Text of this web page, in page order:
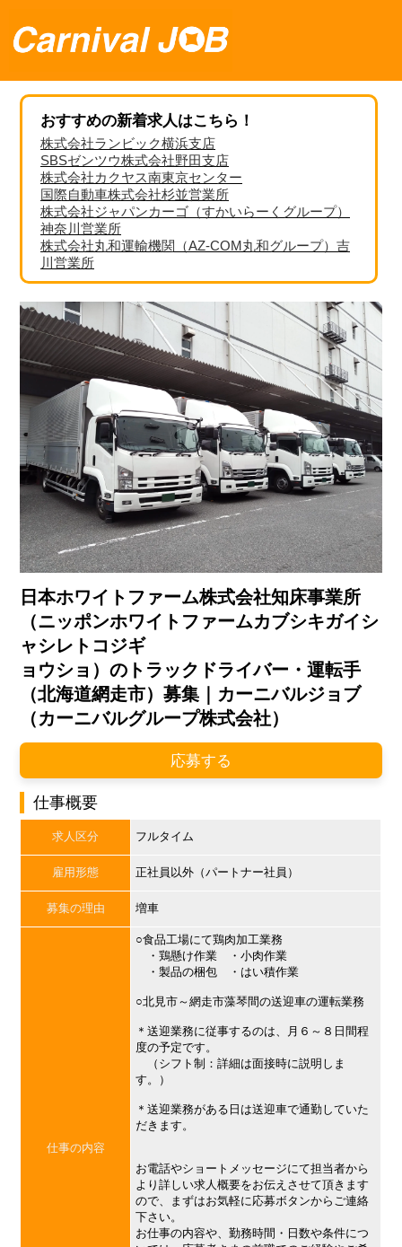
おすすめの新着求人はこちら！
株式会社ランビック横浜支店
SBSゼンツウ株式会社野田支店
株式会社カクヤス南東京センター
国際自動車株式会社杉並営業所
株式会社ジャパンカーゴ（すかいらーくグループ）
神奈川営業所
株式会社丸和運輸機関（AZ-COM丸和グループ）吉
川営業所
日本ホワイトファーム株式会社知床事業所
（ニッポンホワイトファームカブシキガイシ
ャシレトコジギ
ョウショ）のトラックドライバー・運転手
（北海道網走市）募集｜カーニバルジョブ
（カーニバルグループ株式会社）
応募する
仕事概要
求人区分 フルタイム
雇用形態 正社員以外（パートナー社員）
募集の理由 増車
仕事の内容
○食品工場にて鶏肉加工業務
・鶏懸け作業 ・小肉作業
・製品の梱包 ・はい積作業
○北見市～網走市藻琴間の送迎車の運転業務
＊送迎業務に従事するのは、月６～８日間程
度の予定です。
（シフト制：詳細は面接時に説明しま
す。）
＊送迎業務がある日は送迎車で通勤していた
だきます。
お電話やショートメッセージにて担当者から
より詳しい求人概要をお伝えさせて頂きます
ので、まずはお気軽に応募ボタンからご連絡
下さい。
お仕事の内容や、勤務時間・日数や条件につ